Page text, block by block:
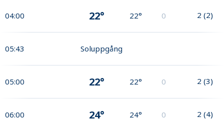
04:00 22° 22° 0 2 (2)
05:43 Soluppgång
05:00 22° 22° 0 2 (3)
06:00 24° 24° 0 2 (4)